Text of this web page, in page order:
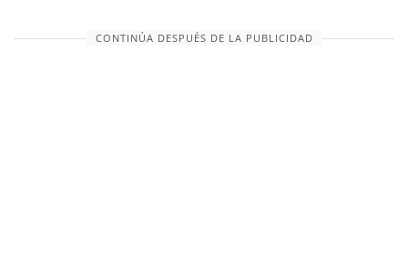
CONTINÚA DESPUÉS DE LA PUBLICIDAD